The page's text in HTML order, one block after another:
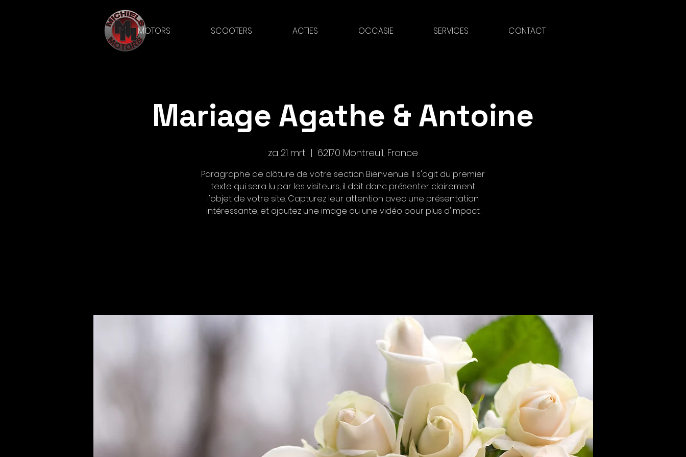
MOTORS SCOOTERS ACTIES OCCASIE SERVICES CONTACT
Mariage Agathe & Antoine
za 21 mrt
  |
62170 Montreuil, France
Paragraphe de clôture de votre section Bienvenue. Il s'agit du premier
texte qui sera lu par les visiteurs, il doit donc présenter clairement
l'objet de votre site. Capturez leur attention avec une présentation
intéressante, et ajoutez une image ou une vidéo pour plus d'impact.